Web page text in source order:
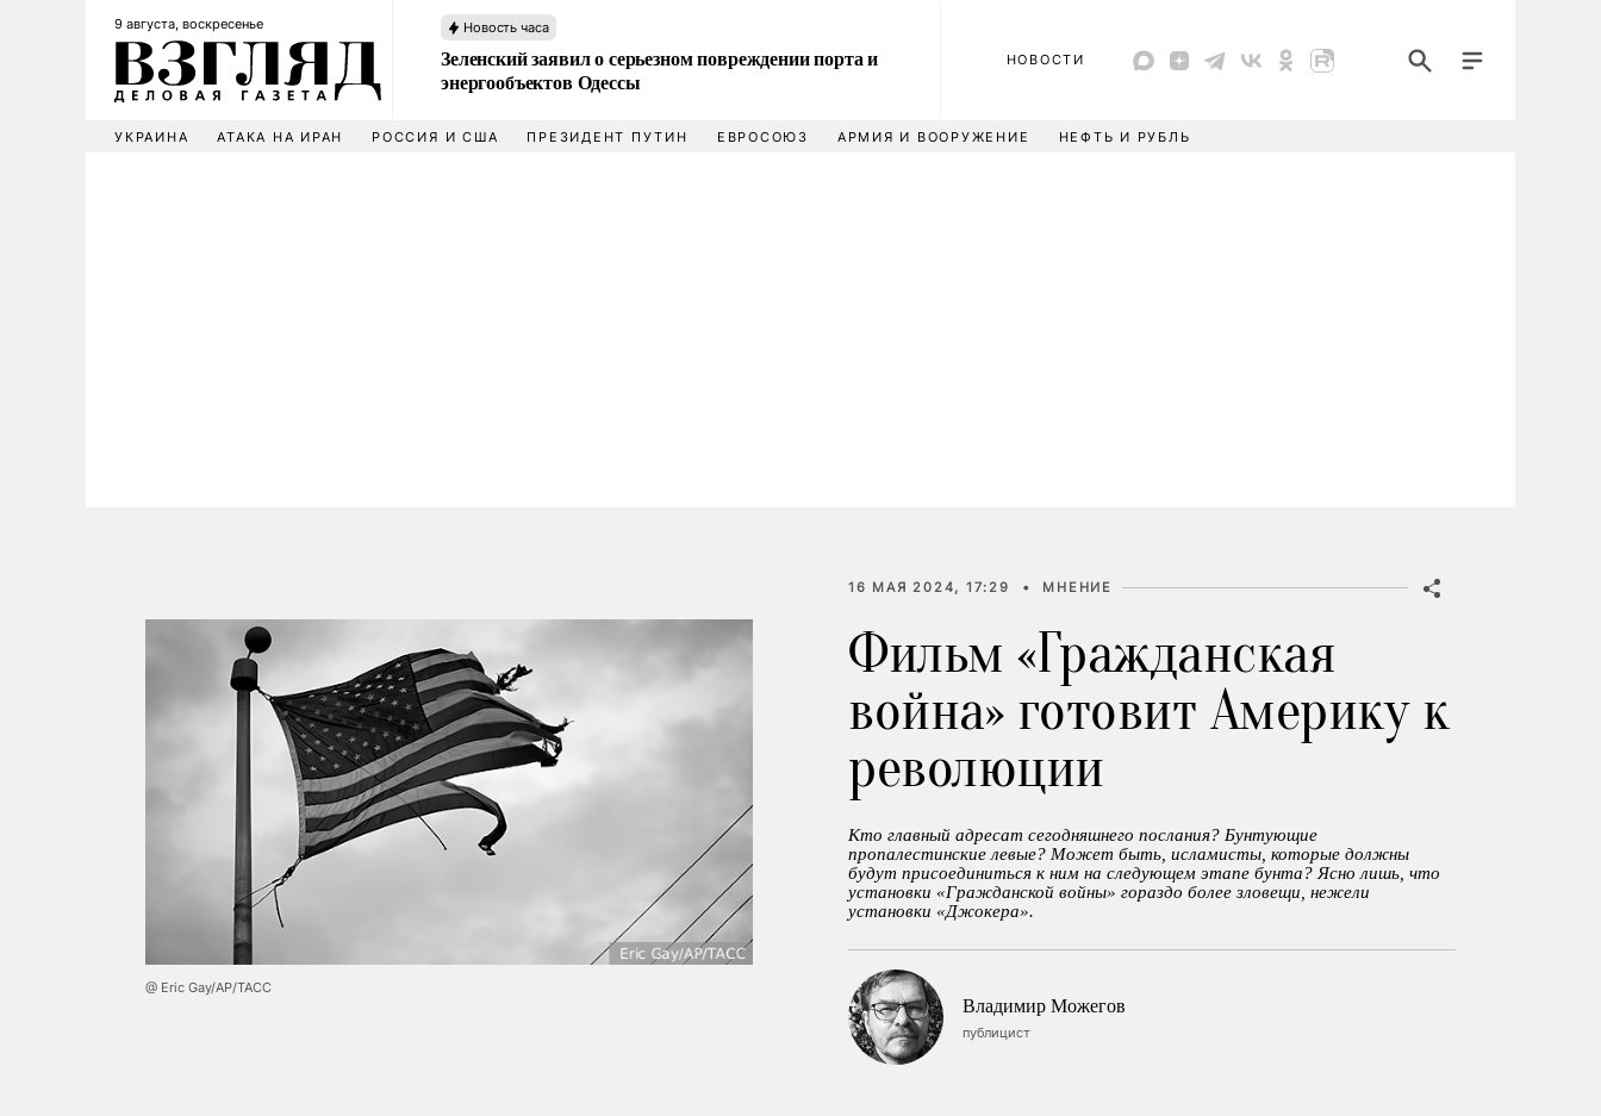
9 августа, воскресенье Новость часа
Зеленский заявил о серьезном повреждении порта и
энергообъектов Одессы
НОВОСТИ
УКРАИНА АТАКА НА ИРАН РОССИЯ И США ПРЕЗИДЕНТ ПУТИН ЕВРОСОЮЗ АРМИЯ И ВООРУЖЕНИЕ НЕФТЬ И РУБЛЬ
@ Eric Gay/AP/ТАСС
16 МАЯ 2024, 17:29 • МНЕНИЕ
Фильм «Гражданская
война» готовит Америку к
революции
Кто главный адресат сегодняшнего послания? Бунтующие
пропалестинские левые? Может быть, исламисты, которые должны
будут присоединиться к ним на следующем этапе бунта? Ясно лишь, что
установки «Гражданской войны» гораздо более зловещи, нежели
установки «Джокера».
Владимир Можегов
публицист